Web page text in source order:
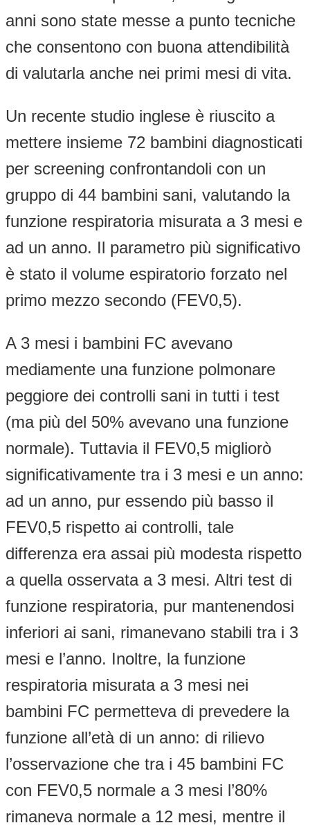
anni sono state messe a punto tecniche
che consentono con buona attendibilità
di valutarla anche nei primi mesi di vita.
Un recente studio inglese è riuscito a
mettere insieme 72 bambini diagnosticati
per screening confrontandoli con un
gruppo di 44 bambini sani, valutando la
funzione respiratoria misurata a 3 mesi e
ad un anno. Il parametro più significativo
è stato il volume espiratorio forzato nel
primo mezzo secondo (FEV0,5).
A 3 mesi i bambini FC avevano
mediamente una funzione polmonare
peggiore dei controlli sani in tutti i test
(ma più del 50% avevano una funzione
normale). Tuttavia il FEV0,5 migliorò
significativamente tra i 3 mesi e un anno:
ad un anno, pur essendo più basso il
FEV0,5 rispetto ai controlli, tale
differenza era assai più modesta rispetto
a quella osservata a 3 mesi. Altri test di
funzione respiratoria, pur mantenendosi
inferiori ai sani, rimanevano stabili tra i 3
mesi e l’anno. Inoltre, la funzione
respiratoria misurata a 3 mesi nei
bambini FC permetteva di prevedere la
funzione all’età di un anno: di rilievo
l’osservazione che tra i 45 bambini FC
con FEV0,5 normale a 3 mesi l’80%
rimaneva normale a 12 mesi, mentre il